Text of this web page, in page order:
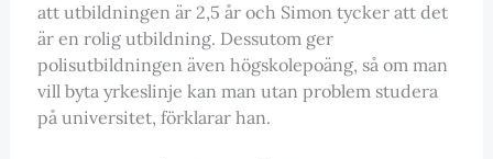
att utbildningen är 2,5 år och Simon tycker att det
är en rolig utbildning. Dessutom ger
polisutbildningen även högskolepoäng, så om man
vill byta yrkeslinje kan man utan problem studera
på universitet, förklarar han.